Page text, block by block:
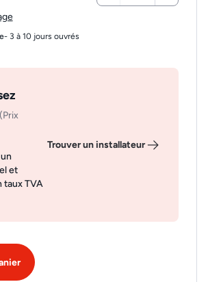
- 3 à 10 jours ouvrés
(Prix
et
taux TVA
Trouver un installateur